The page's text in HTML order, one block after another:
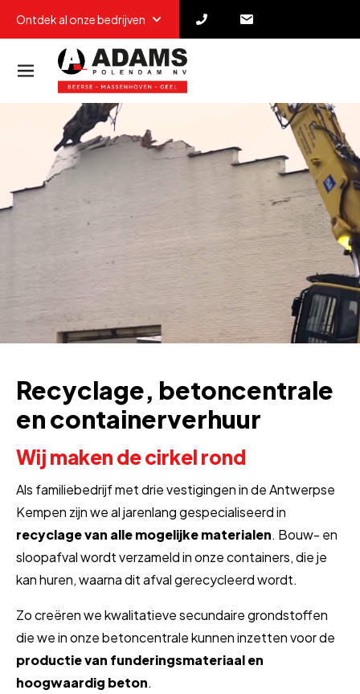
Ontdek al onze bedrijven
Recyclage, betoncentrale
en containerverhuur
Wij maken de cirkel rond
Als familiebedrijf met drie vestigingen in de Antwerpse
Kempen zijn we al jarenlang gespecialiseerd in
recyclage van alle mogelijke materialen. Bouw- en
sloopafval wordt verzameld in onze containers, die je
kan huren, waarna dit afval gerecycleerd wordt.
Zo creëren we kwalitatieve secundaire grondstoffen
die we in onze betoncentrale kunnen inzetten voor de
productie van funderingsmateriaal en
hoogwaardig beton.